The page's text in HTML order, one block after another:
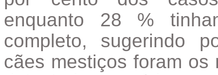
enquanto 28 %
completo, sugerindo
cães mestiços foram